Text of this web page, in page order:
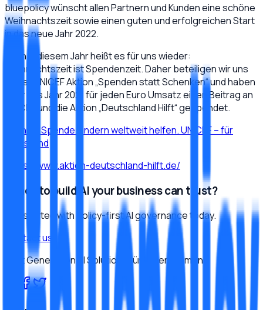
bluepolicy wünscht allen Partnern und Kunden eine schöne
Weihnachtszeit sowie einen guten und erfolgreichen Start
in das neue Jahr 2022.
Auch in diesem Jahr heißt es für uns wieder:
Weihnachtszeit ist Spendenzeit. Daher beteiligen wir uns
an der UNICEF Aktion „Spenden statt Schenken“ und haben
über das Jahr 2021 für jeden Euro Umsatz einen Beitrag an
UNICEF und die Aktion „Deutschland Hilft“ gespendet.
Mit Ihrer Spende Kindern weltweit helfen. UNICEF – für
jedes Kind
https://www.aktion-deutschland-hilft.de/
Ready to build AI your business can trust?
Get started with policy-first AI governance today.
Contact us
Next Generation AI Solutions für Unternehmen.